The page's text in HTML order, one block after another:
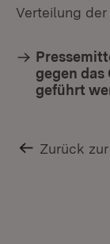
Verteilung
gegen
geführt
Zurück